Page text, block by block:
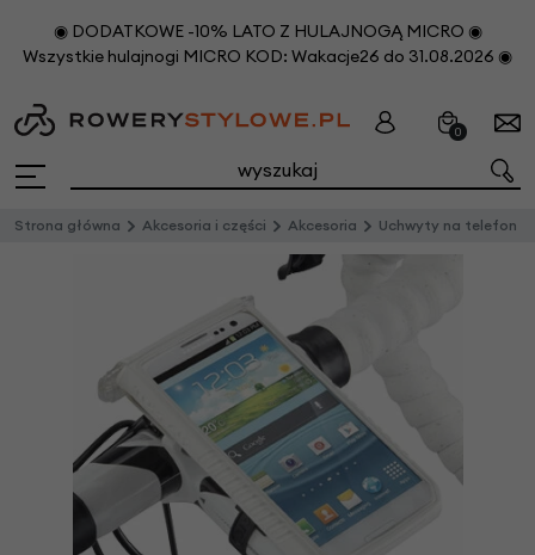
◉ DODATKOWE -10% LATO Z HULAJNOGĄ MICRO ◉
Wszystkie hulajnogi MICRO KOD: Wakacje26 do 31.08.2026 ◉
0
Strona główna Akcesoria i części Akcesoria Uchwyty na telefon